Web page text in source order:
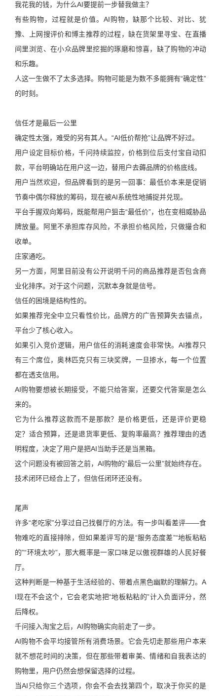
我花我的钱，为什么AI要提前一步替我做主？
有些购物，过程就是价值。AI购物，缺那个比较、对比、犹
豫、上网搜评价和博主推荐的过程，缺在货架里寻宝、在直播
间里浏览、在小众品牌里挖掘的琢磨和惊喜，缺了购物的冲动
和乐趣。
人这一生做不了太多选择。购物可能是为数不多能拥有“确定性”
的时刻。
信任才是最后一公里
确定性太强，难受的另有其人。“AI低价帮抢”让品牌不好过。
用户设定目标价格，千问持续监控，价格到位后支付宝自动扣
款，平台明确站在用户这一边，替用户去薅品牌的价格底线。
用户当然欢迎，但品牌看到的是另一回事：最低价本来是促销
节奏中偶尔释放的筹码，现在被AI系统性地捕捉并兑现。
平台手握双向筹码，既能帮用户狙击“最低价”，也在变相威胁品
牌放量。阿里不承担库存风险，不承担价格风险，只做撮合和
收单。
庄家通吃。
另一方面，阿里目前没有公开说明千问的商品推荐是否包含商
业化排序。对于这个问题，沉默本身就是信号。
信任的困境是结构性的。
如果推荐完全中立只看性价比，品牌方的广告预算失去锚点，
平台少了核心收入。
如果引入竞价逻辑，用户信任的消耗速度会非常快。AI推荐只
有三个席位，奥林匹克只有三块奖牌，一旦掺水，每一个位置
都在透支信用。
AI购物要想被长期接受，不能只给答案，还要交代答案是怎么
来的。
它为什么推荐这款而不是那款？是价格更低，还是评价更稳
定？适合预算，还是退货率更低、复购率最高？推荐理由的透
明程度，决定了用户是把AI当助手还是当黑箱。
这个问题没有被回答之前，AI购物的“最后一公里”就始终存在。
技术闭环已经合上了，但信任闭环还没有。
尾声
许多“老吃家”分享过自己找餐厅的方法。有一步叫看差评——食
物难吃的直接排除，但如果差评写的是“服务态度差”“地板粘粘
的”“环境太吵”，那大概率是一家口味足以傲视群雄的人民好餐
厅。
这种判断是一种基于生活经验的、带着点黑色幽默的理解力。A
I现在不会这个，它会老实地把“地板粘粘的”计入负面评分，然
后降权。
千问接入淘宝之后，AI购物确实向前走了一步。
AI购物不会平均接管所有消费场景。它会先切走那些用户本来
就不想花时间的决策，但在那些带着审美、情绪和自我表达的
购物里，用户仍然会想保留选择的过程。
当AI只给你三个选项，你会不会去找第四个，取决于你买的是